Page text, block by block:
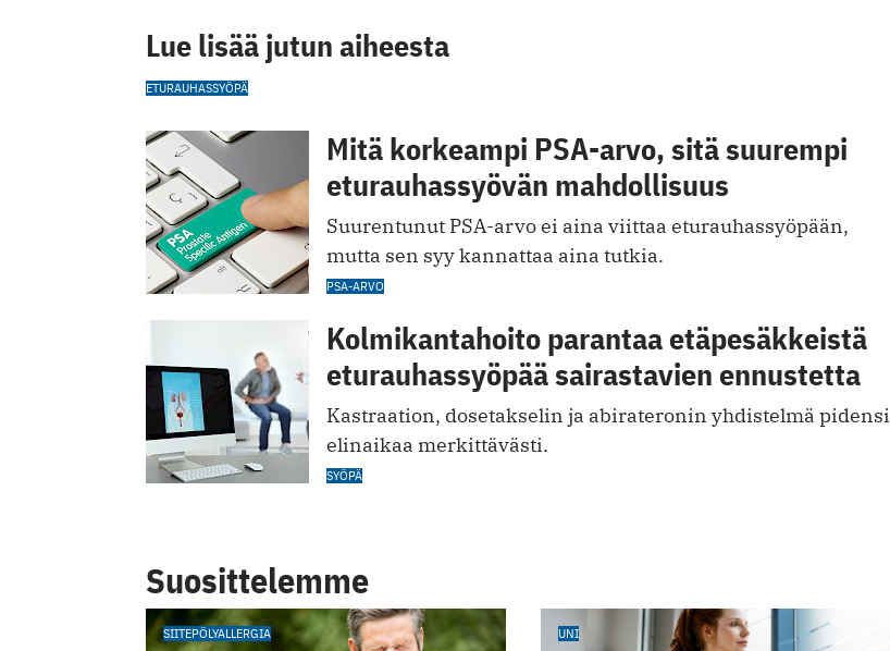
Lue lisää jutun aiheesta
ETURAUHASSYÖPÄ
Mitä korkeampi PSA-arvo, sitä suurempi
eturauhassyövän mahdollisuus
Suurentunut PSA-arvo ei aina viittaa eturauhassyöpään,
mutta sen syy kannattaa aina tutkia.
PSA-ARVO
Kolmikantahoito parantaa etäpesäkkeistä
eturauhassyöpää sairastavien ennustetta
Kastraation, dosetakselin ja abirateronin yhdistelmä pidensi
elinaikaa merkittävästi.
SYÖPÄ
Suosittelemme
SIITEPÖLYALLERGIA UNI